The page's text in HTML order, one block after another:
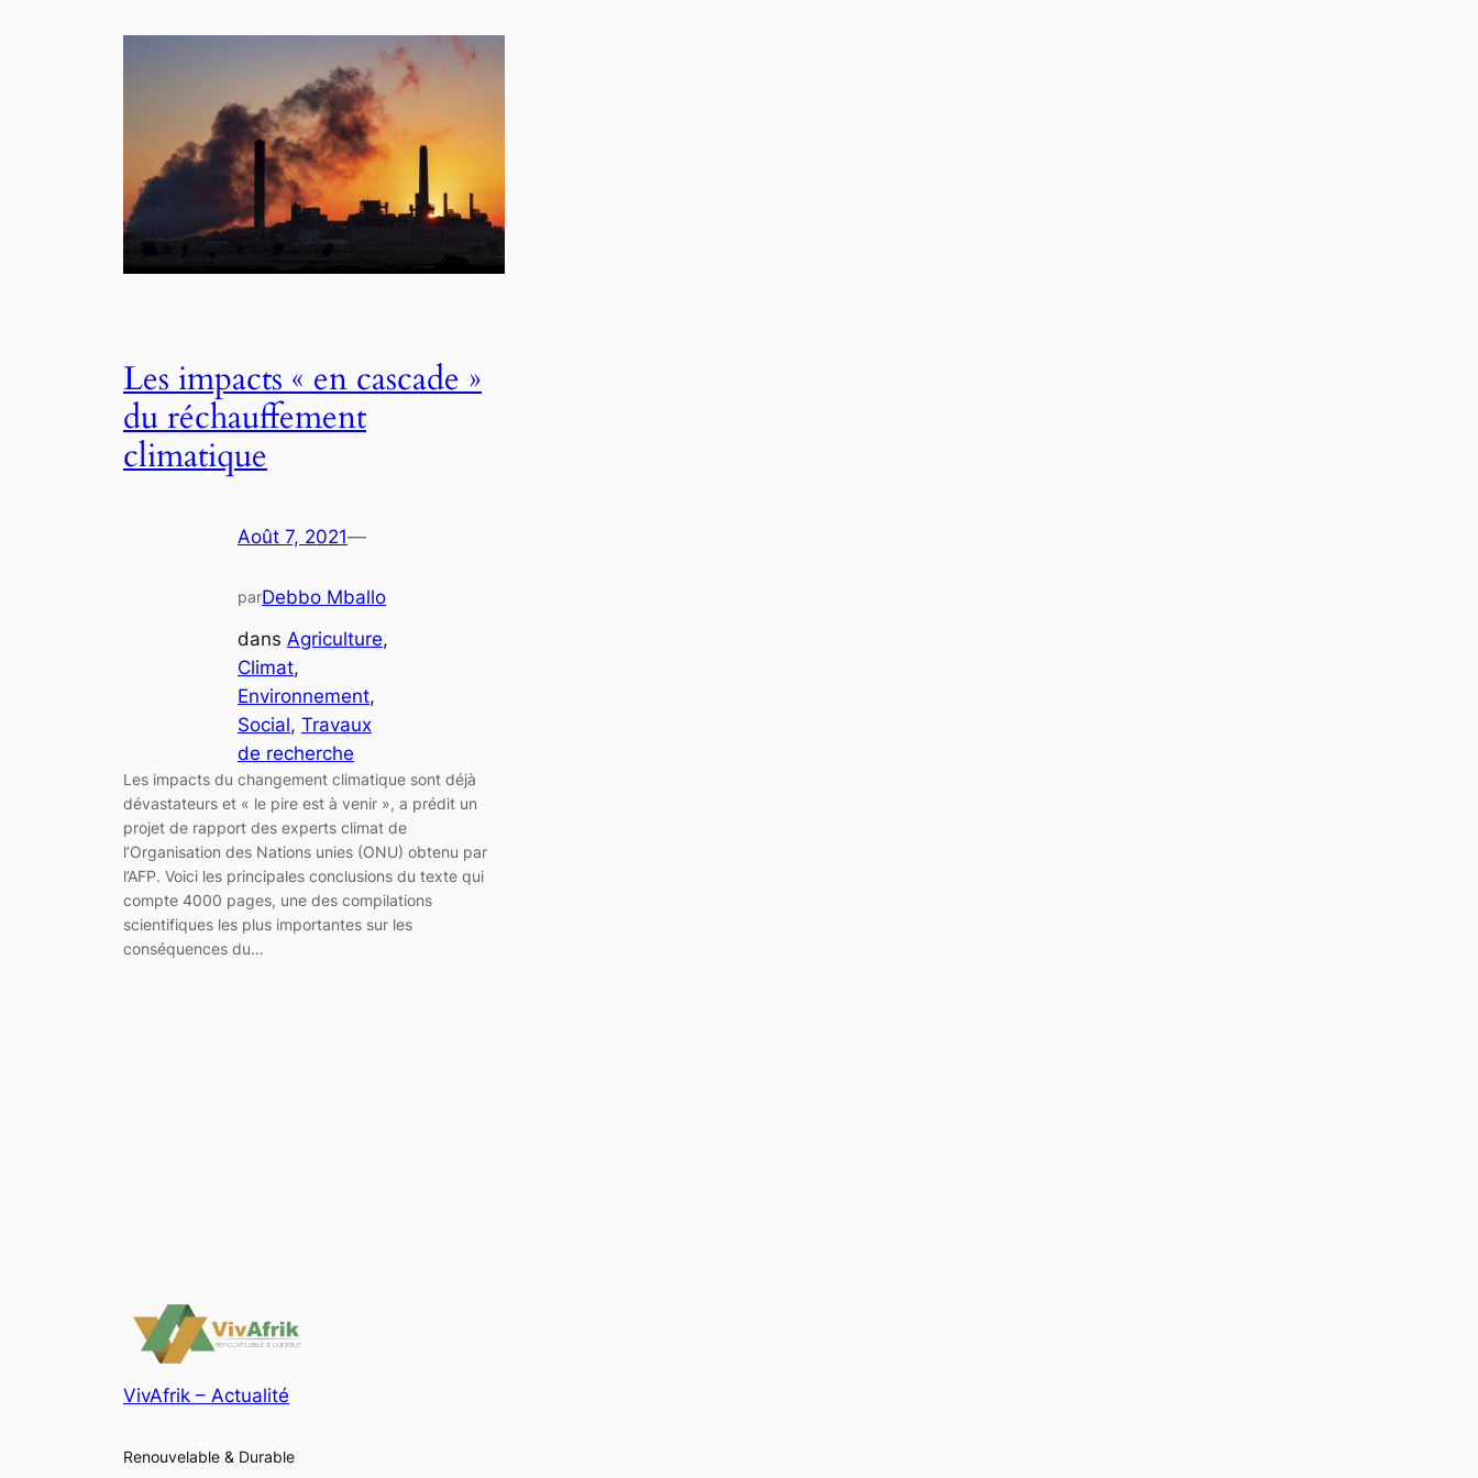
Les impacts « en cascade »
du réchauffement
climatique
Août 7, 2021—
parDebbo Mballo
dans Agriculture
Climat
Environnement
Social, Travaux
de recherche
Les impacts du changement climatique sont déjà
dévastateurs et « le pire est à venir », a prédit un
projet de rapport des experts climat de
l’Organisation des Nations unies (ONU) obtenu par
l’AFP. Voici les principales conclusions du texte qui
compte 4000 pages, une des compilations
scientifiques les plus importantes sur les
conséquences du…
VivAfrik – Actualité
Renouvelable & Durable